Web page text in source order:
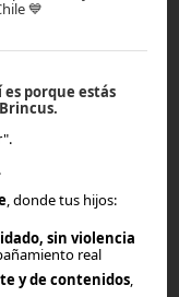
💙
es porque estás
, donde tus hijos:
sin violencia
real
y de contenidos,